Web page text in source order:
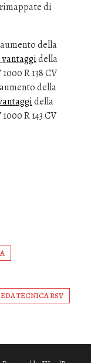
di
aumento della
della
R 138 CV
della
della
R 143 CV
TECNICA RSV